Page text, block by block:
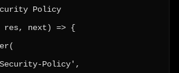
Policy
res, next) => {
Policy',